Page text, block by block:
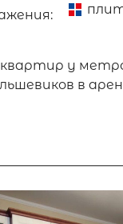
квартир у
в